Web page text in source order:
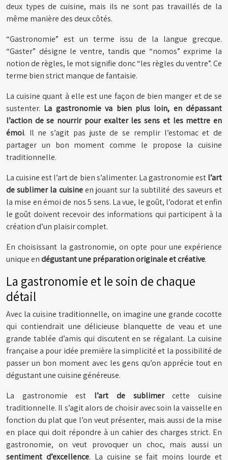
deux types de cuisine, mais ils ne sont pas travaillés de la
même manière des deux côtés.
“Gastronomie” est un terme issu de la langue grecque.
“Gaster” désigne le ventre, tandis que “nomos” exprime la
notion de règles, le mot signifie donc “les règles du ventre”. Ce
terme bien strict manque de fantaisie.
La cuisine quant à elle est une façon de bien manger et de se
sustenter. La gastronomie va bien plus loin, en dépassant
l’action de se nourrir pour exalter les sens et les mettre en
émoi. Il ne s’agit pas juste de se remplir l’estomac et de
partager un bon moment comme le propose la cuisine
traditionnelle.
La cuisine est l’art de bien s’alimenter. La gastronomie estl’art
de sublimer la cuisineen jouant sur la subtilité des saveurs et
la mise en émoi de nos 5 sens. La vue, le goût, l’odorat et enfin
le goût doivent recevoir des informations qui participent à la
création d’un plaisir complet.
En choisissant la gastronomie, on opte pour une expérience
unique endégustant une préparation originale et créative.
La gastronomie et le soin de chaque
détail
Avec la cuisine traditionnelle, on imagine une grande cocotte
qui contiendrait une délicieuse blanquette de veau et une
grande tablée d’amis qui discutent en se régalant. La cuisine
française a pour idée première la simplicité et la possibilité de
passer un bon moment avec les gens qu’on apprécie tout en
dégustant une cuisine généreuse.
La gastronomie est l’art de sublimercette cuisine
traditionnelle. Il s’agit alors de choisir avec soin la vaisselle en
fonction du plat que l’on veut présenter, mais aussi de la mise
en place qui doit répondre à un cahier des charges strict. En
gastronomie, on veut provoquer un choc, mais aussi un
sentiment d’excellence. La cuisine se fait moins lourde et